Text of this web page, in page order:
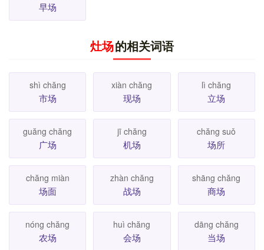
早场
灶场的相关词语
shì chăng
市场
xiàn chăng
现场
lì chăng
立场
guăng chăng
广场
jī chăng
机场
chăng suǒ
场所
chăng miàn
场面
zhàn chăng
战场
shāng chăng
商场
nóng chăng
农场
huì chăng
会场
dāng chăng
当场